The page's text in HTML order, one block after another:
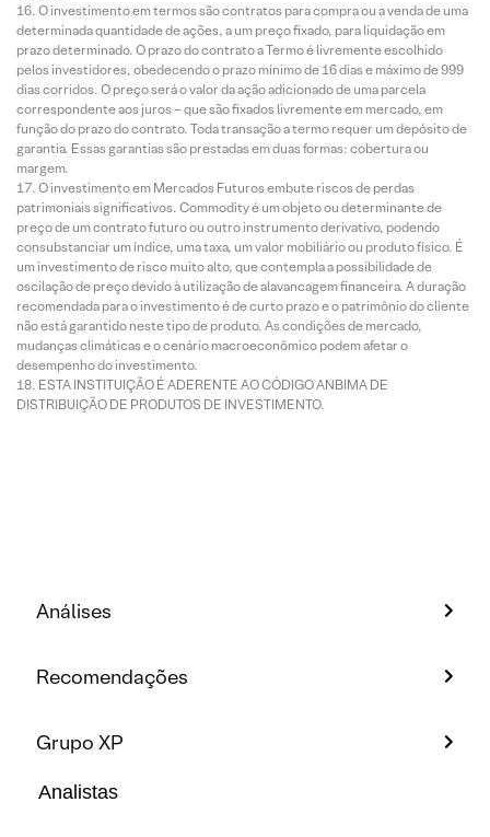
O investimento em termos são contratos para compra ou a venda de uma
determinada quantidade de ações, a um preço fixado, para liquidação em
prazo determinado. O prazo do contrato a Termo é livremente escolhido
pelos investidores, obedecendo o prazo mínimo de 16 dias e máximo de 999
dias corridos. O preço será o valor da ação adicionado de uma parcela
correspondente aos juros – que são fixados livremente em mercado, em
função do prazo do contrato. Toda transação a termo requer um depósito de
garantia. Essas garantias são prestadas em duas formas: cobertura ou
margem.
O investimento em Mercados Futuros embute riscos de perdas
patrimoniais significativos. Commodity é um objeto ou determinante de
preço de um contrato futuro ou outro instrumento derivativo, podendo
consubstanciar um índice, uma taxa, um valor mobiliário ou produto físico. É
um investimento de risco muito alto, que contempla a possibilidade de
oscilação de preço devido à utilização de alavancagem financeira. A duração
recomendada para o investimento é de curto prazo e o patrimônio do cliente
não está garantido neste tipo de produto. As condições de mercado,
mudanças climáticas e o cenário macroeconômico podem afetar o
desempenho do investimento.
ESTA INSTITUIÇÃO É ADERENTE AO CÓDIGO ANBIMA DE
DISTRIBUIÇÃO DE PRODUTOS DE INVESTIMENTO.
Análises
Recomendações
Grupo XP
Analistas